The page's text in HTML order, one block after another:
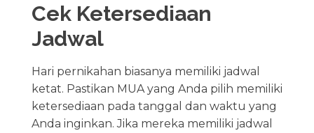
Cek Ketersediaan
Jadwal
Hari pernikahan biasanya memiliki jadwal
ketat. Pastikan MUA yang Anda pilih memiliki
ketersediaan pada tanggal dan waktu yang
Anda inginkan. Jika mereka memiliki jadwal